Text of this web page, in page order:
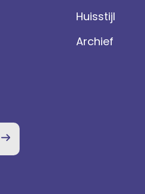
Huisstijl
Archief